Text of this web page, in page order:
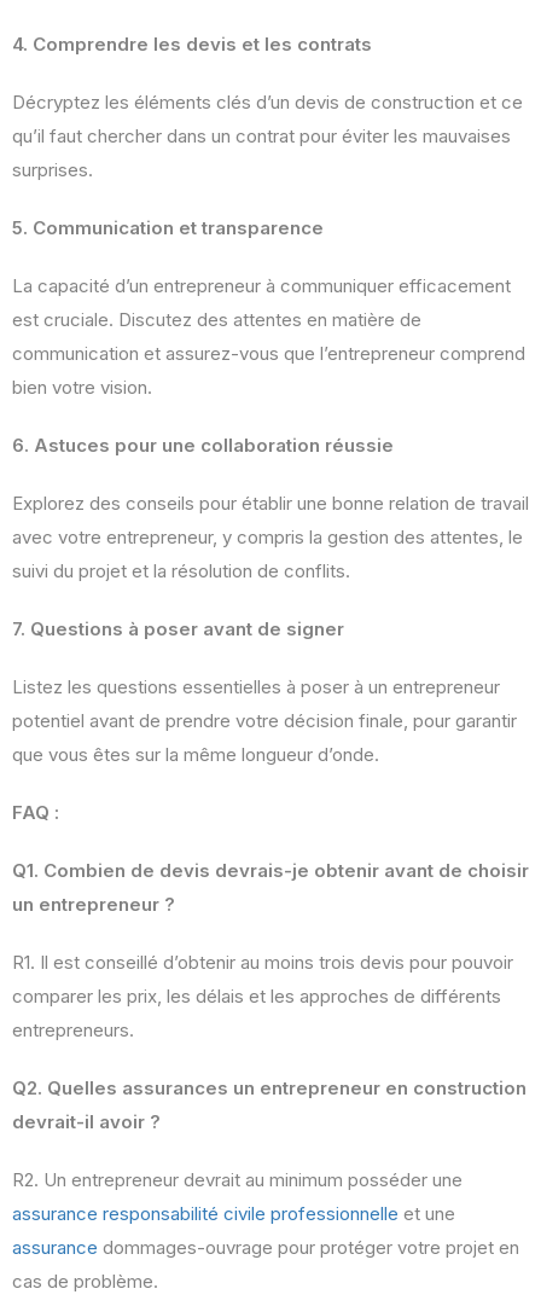
4. Comprendre les devis et les contrats
Décryptez les éléments clés d’un devis de construction et ce
qu’il faut chercher dans un contrat pour éviter les mauvaises
surprises.
5. Communication et transparence
La capacité d’un entrepreneur à communiquer efficacement
est cruciale. Discutez des attentes en matière de
communication et assurez-vous que l’entrepreneur comprend
bien votre vision.
6. Astuces pour une collaboration réussie
Explorez des conseils pour établir une bonne relation de travail
avec votre entrepreneur, y compris la gestion des attentes, le
suivi du projet et la résolution de conflits.
7. Questions à poser avant de signer
Listez les questions essentielles à poser à un entrepreneur
potentiel avant de prendre votre décision finale, pour garantir
que vous êtes sur la même longueur d’onde.
FAQ :
Q1. Combien de devis devrais-je obtenir avant de choisir
un entrepreneur ?
R1. Il est conseillé d’obtenir au moins trois devis pour pouvoir
comparer les prix, les délais et les approches de différents
entrepreneurs.
Q2. Quelles assurances un entrepreneur en construction
devrait-il avoir ?
R2. Un entrepreneur devrait au minimum posséder une
assurance responsabilité civile professionnelle et une
assurance dommages-ouvrage pour protéger votre projet en
cas de problème.